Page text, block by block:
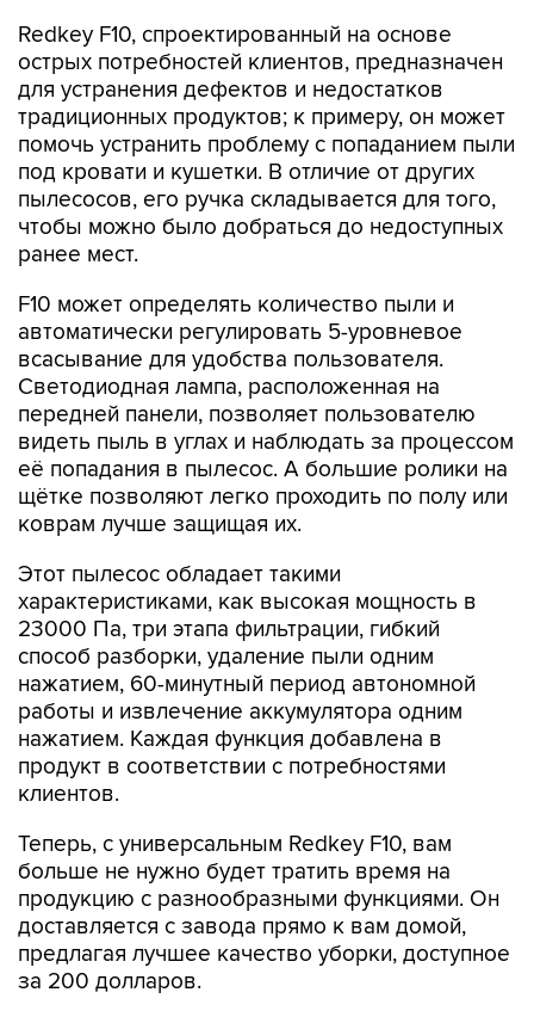
Redkey F10, спроектированный на основе
острых потребностей клиентов, предназначен
для устранения дефектов и недостатков
традиционных продуктов; к примеру, он может
помочь устранить проблему с попаданием пыли
под кровати и кушетки. В отличие от других
пылесосов, его ручка складывается для того,
чтобы можно было добраться до недоступных
ранее мест.
F10 может определять количество пыли и
автоматически регулировать 5-уровневое
всасывание для удобства пользователя.
Светодиодная лампа, расположенная на
передней панели, позволяет пользователю
видеть пыль в углах и наблюдать за процессом
её попадания в пылесос. А большие ролики на
щётке позволяют легко проходить по полу или
коврам лучше защищая их.
Этот пылесос обладает такими
характеристиками, как высокая мощность в
23000 Па, три этапа фильтрации, гибкий
способ разборки, удаление пыли одним
нажатием, 60-минутный период автономной
работы и извлечение аккумулятора одним
нажатием. Каждая функция добавлена в
продукт в соответствии с потребностями
клиентов.
Теперь, с универсальным Redkey F10, вам
больше не нужно будет тратить время на
продукцию с разнообразными функциями. Он
доставляется с завода прямо к вам домой,
предлагая лучшее качество уборки, доступное
за 200 долларов.